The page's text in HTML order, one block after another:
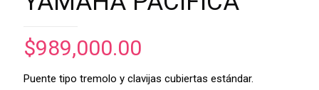
$989,000.00
Puente tipo tremolo y clavijas cubiertas estándar.